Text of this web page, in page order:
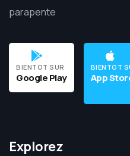
parapente
BIENTOT SUR
Google Play
BIENTOT
App
Explorez